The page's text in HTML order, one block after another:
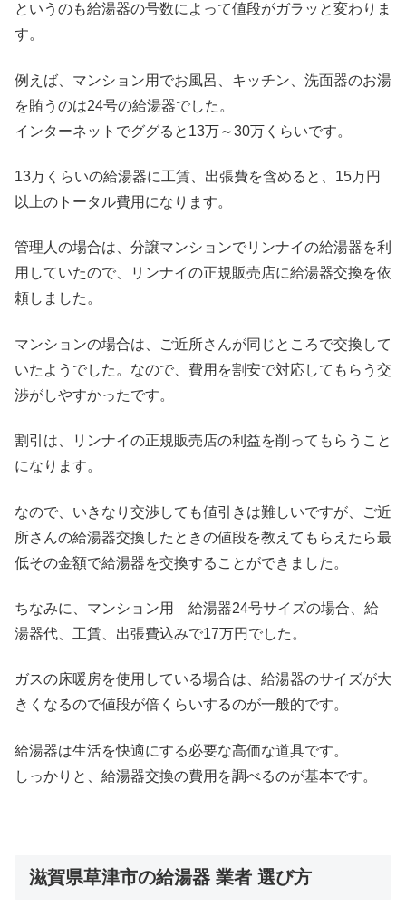
というのも給湯器の号数によって値段がガラッと変わりま
す。
例えば、マンション用でお風呂、キッチン、洗面器のお湯
を賄うのは24号の給湯器でした。
インターネットでググると13万～30万くらいです。
13万くらいの給湯器に工賃、出張費を含めると、15万円
以上のトータル費用になります。
管理人の場合は、分譲マンションでリンナイの給湯器を利
用していたので、リンナイの正規販売店に給湯器交換を依
頼しました。
マンションの場合は、ご近所さんが同じところで交換して
いたようでした。なので、費用を割安で対応してもらう交
渉がしやすかったです。
割引は、リンナイの正規販売店の利益を削ってもらうこと
になります。
なので、いきなり交渉しても値引きは難しいですが、ご近
所さんの給湯器交換したときの値段を教えてもらえたら最
低その金額で給湯器を交換することができました。
ちなみに、マンション用 給湯器24号サイズの場合、給
湯器代、工賃、出張費込みで17万円でした。
ガスの床暖房を使用している場合は、給湯器のサイズが大
きくなるので値段が倍くらいするのが一般的です。
給湯器は生活を快適にする必要な高価な道具です。
しっかりと、給湯器交換の費用を調べるのが基本です。
滋賀県草津市の給湯器 業者 選び方